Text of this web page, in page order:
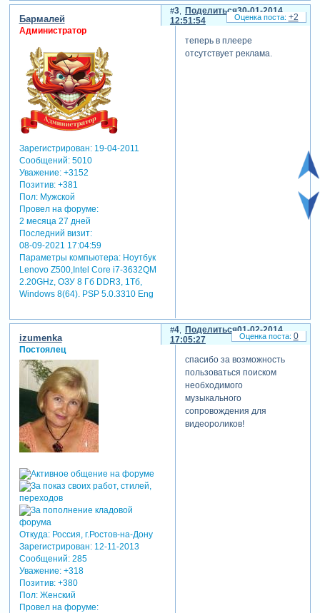
Поделиться
3
30-01-2014
12:51:54
Бармалей
Администратор
Зарегистрирован: 19-04-2011
Сообщений:5010
Уважение: +3152
Позитив: +381
Пол:Мужской
Провел на форуме:
2 месяца 27 дней
Последний визит:
08-09-2021 17:04:59
Параметры компьютера:Ноутбук
Lenovo Z500,Intel Core i7-3632QM
2.20GHz, ОЗУ 8 Гб DDR3, 1Тб,
Windows 8(64). PSP 5.0.3310 Eng
теперь в плеере
отсутствует реклама.
+2
Поделиться
4
01-02-2014
17:05:27
izumenka
Постоялец
Откуда:Россия, г.Ростов-на-Дону
Зарегистрирован: 12-11-2013
Сообщений:285
Уважение: +318
Позитив: +380
Пол:Женский
Провел на форуме:
спасибо за возможность
пользоваться поиском
необходимого
музыкального
сопровождения для
видеороликов!
0